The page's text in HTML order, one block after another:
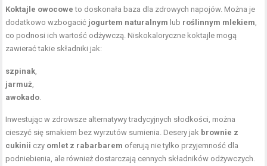
Koktajle owocowe to doskonała baza dla zdrowych napojów. Można je
dodatkowo wzbogacić jogurtem naturalnym lub roślinnym mlekiem
co podnosi ich wartość odżywczą. Niskokaloryczne koktajle mogą
zawierać takie składniki jak:
szpinak
jarmuż
awokado
Inwestując w zdrowsze alternatywy tradycyjnych słodkości, można
cieszyć się smakiem bez wyrzutów sumienia. Desery jak brownie z
cukinii czy omlet z rabarbarem oferują nie tylko przyjemność dla
podniebienia, ale również dostarczają cennych składników odżywczych.